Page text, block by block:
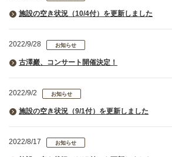
施設の空き状況（10/4付）を更新しました
2022/9/28 お知らせ
古澤巖、コンサート開催決定！
2022/9/2 お知らせ
施設の空き状況（9/1付）を更新しました
2022/8/17 お知らせ